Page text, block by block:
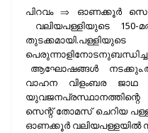
പിറവം ⇒ ഓണക്കൂര്‍
വലിയപള്ളിയുടെ
ആഘോഷങ്ങള്‍
വാഹന വിളംബര ജാഥ
സെന്റ്‌ തോമസ്‌ ചെറിയ
ഓണക്കൂര്‍ വലിയപള്ളയില്‍